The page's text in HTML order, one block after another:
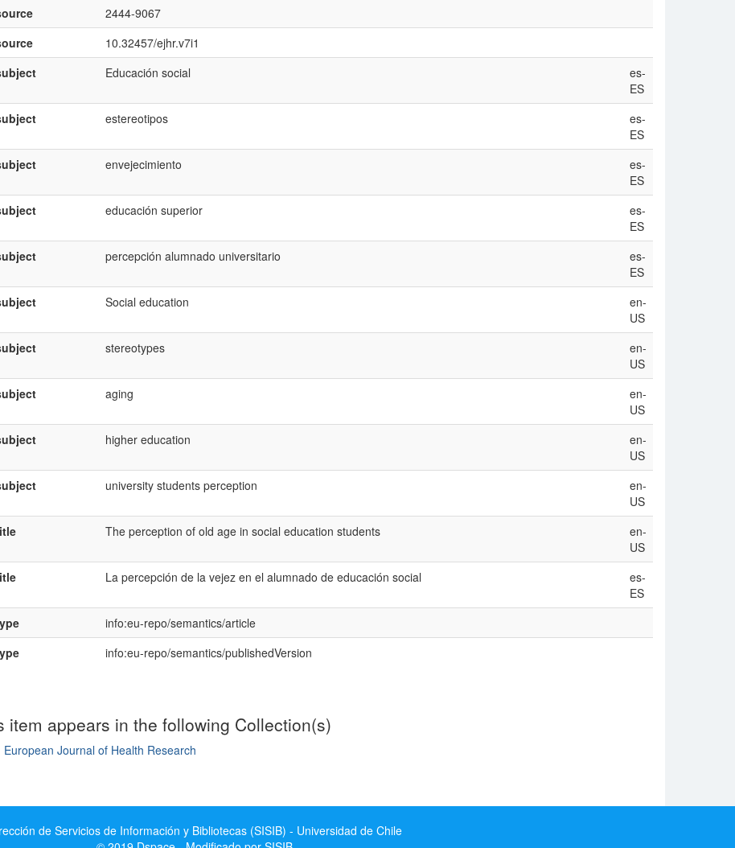
2444-9067
10.32457/ejhr.v7i1
Educación social
es-
ES
estereotipos
es-
ES
envejecimiento
es-
ES
educación superior
es-
ES
percepción alumnado universitario
es-
ES
Social education
en-
US
stereotypes
en-
US
aging
en-
US
higher education
en-
US
university students perception
en-
US
The perception of old age in social education students
en-
US
La percepción de la vejez en el alumnado de educación social
es-
ES
info:eu-repo/semantics/article
info:eu-repo/semantics/publishedVersion
item appears in the following Collection(s)
European Journal of Health Research
de Servicios de Información y Bibliotecas (SISIB) - Universidad de Chile